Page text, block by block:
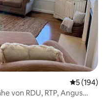
5 (194)
von RDU, RTP, Angus